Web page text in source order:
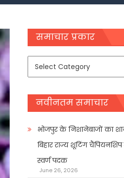
समाचार प्रकार
समाचार
नवीनतम समाचार
भोजपुर के निशानेबाजों का
बिहार राज्य शूटिंग
स्वर्ण पदक
June 26, 2026